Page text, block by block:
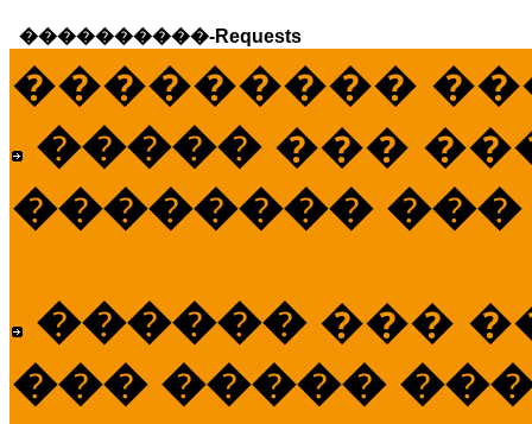
����������-Requests
���������
����� ���
��������
������ ���
��� �����